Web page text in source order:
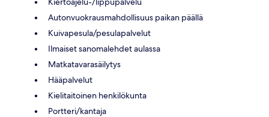
Autonvuokrausmahdollisuus paikan päällä
Kuivapesula/pesulapalvelut
Ilmaiset sanomalehdet aulassa
Matkatavarasäilytys
Hääpalvelut
Kielitaitoinen henkilökunta
Portteri/kantaja